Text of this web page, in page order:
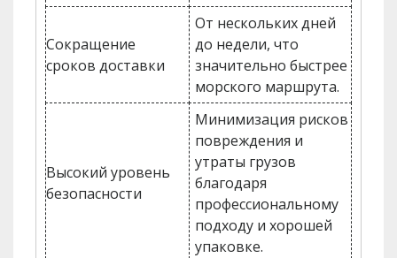
Сокращение
сроков доставки
От нескольких дней
до недели, что
значительно быстрее
морского маршрута.
Высокий уровень
безопасности
Минимизация рисков
повреждения и
утраты грузов
благодаря
профессиональному
подходу и хорошей
упаковке.